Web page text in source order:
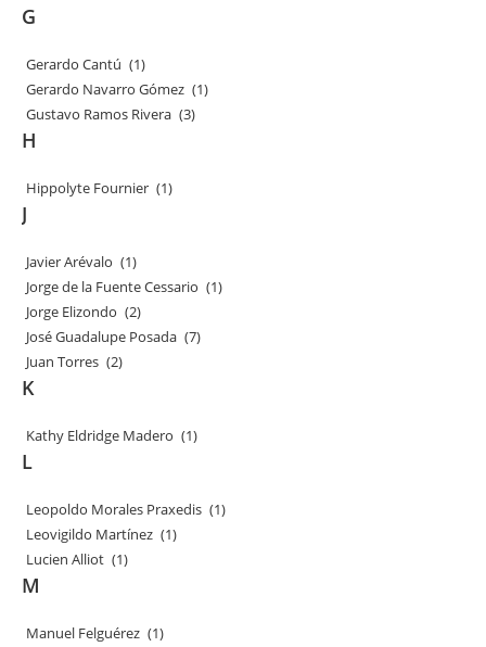
G
Gerardo Cantú (1)
Gerardo Navarro Gómez (1)
Gustavo Ramos Rivera (3)
H
Hippolyte Fournier (1)
J
Javier Arévalo (1)
Jorge de la Fuente Cessario (1)
Jorge Elizondo (2)
José Guadalupe Posada (7)
Juan Torres (2)
K
Kathy Eldridge Madero (1)
L
Leopoldo Morales Praxedis (1)
Leovigildo Martínez (1)
Lucien Alliot (1)
M
Manuel Felguérez (1)